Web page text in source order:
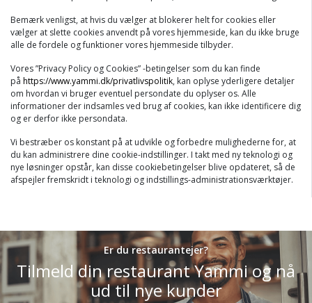
Bemærk venligst, at hvis du vælger at blokerer helt for cookies eller
vælger at slette cookies anvendt på vores hjemmeside, kan du ikke bruge
alle de fordele og funktioner vores hjemmeside tilbyder.
Vores ”Privacy Policy og Cookies” -betingelser som du kan finde
på https://www.yammi.dk/privatlivspolitik, kan oplyse yderligere detaljer
om hvordan vi bruger eventuel persondate du oplyser os. Alle
informationer der indsamles ved brug af cookies, kan ikke identificere dig
og er derfor ikke persondata.
Vi bestræber os konstant på at udvikle og forbedre mulighederne for, at
du kan administrere dine cookie-indstillinger. I takt med ny teknologi og
nye løsninger opstår, kan disse cookiebetingelser blive opdateret, så de
afspejler fremskridt i teknologi og indstillings-administrationsværktøjer.
Er du restaurantejer?
Tilmeld din restaurant Yammi og nå
ud til nye kunder